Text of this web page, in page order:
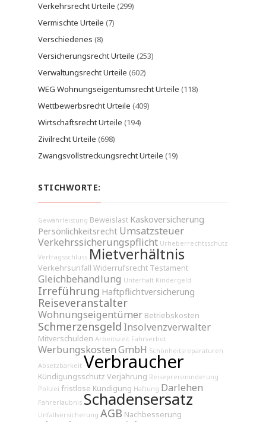
Verkehrsrecht Urteile (299)
Vermischte Urteile (7)
Verschiedenes (8)
Versicherungsrecht Urteile (253)
Verwaltungsrecht Urteile (602)
WEG Wohnungseigentumsrecht Urteile (118)
Wettbewerbsrecht Urteile (409)
Wirtschaftsrecht Urteile (194)
Zivilrecht Urteile (698)
Zwangsvollstreckungsrecht Urteile (19)
STICHWORTE:
Gewährleistung Beweislast Kaskoversicherung
Persönlichkeitsrecht Umsatzsteuer
Verkehrssicherungspflicht Urheberrechtsschutz
Vertragsschluss Mietverhältnis
Verkehrsunfall Widerrufsrecht Testament
Gleichbehandlung Unterhalt Kindergeld
Irreführung Haftpflichtversicherung
Reiseveranstalter
Wohnungseigentümer Betriebskosten
Schmerzensgeld Insolvenzverwalter
Mitverschulden Arbeitszeit Fahrverbot
WerbungskostenGmbH Schönheitsreparaturen
Absetzbarkeit Verbraucher
Kündigungsschutz Verjährung Reisepreisminderung
Polizei fristlose Kündigung Haftung Darlehen
Fahrerlaubnis Schadensersatz
Unfallversicherung AGB Nachbesserung